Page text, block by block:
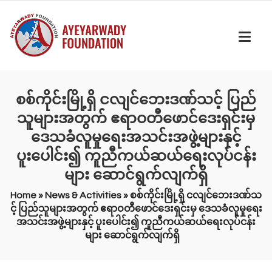
စစ်ကိုင်းမြို့ရှိ ငလျင်ဘေးဒဏ်သင့် ပြည်
သူများအတွက် ဧရာဝတီဖောင်ဒေးရှင်းမှ
ဒေသခံလူမှုရေးအသင်းအဖွဲ့များနှင့်
ပူးပေါင်း၍ ကူညီကယ်ဆယ်ရေးလုပ်ငန်း
များ ဆောင်ရွက်လျက်ရှိ
Home» News & Activities» စစ်ကိုင်းမြို့ရှိ ငလျင်ဘေးဒဏ်သ
င့် ပြည်သူများအတွက် ဧရာဝတီဖောင်ဒေးရှင်းမှ ဒေသခံလူမှုရေး
အသင်းအဖွဲ့များနှင့် ပူးပေါင်း၍ ကူညီကယ်ဆယ်ရေးလုပ်ငန်း
များ ဆောင်ရွက်လျက်ရှိ